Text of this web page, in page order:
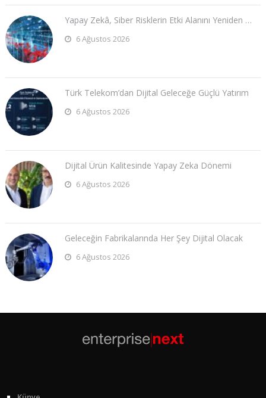
Yapay Zekâ, Siber Risklerin Etki Alanını Yeniden …
6 Ağustos 2026
Türk Telekom’dan Dijital Geleceğe Güçlü Yatırım
6 Ağustos 2026
Dijital Ürün Kalitesinde Yapay Zeka Dönemi
6 Ağustos 2026
Geleceğin Fabrikalarında Her Şey Dijital Olacak
6 Ağustos 2026